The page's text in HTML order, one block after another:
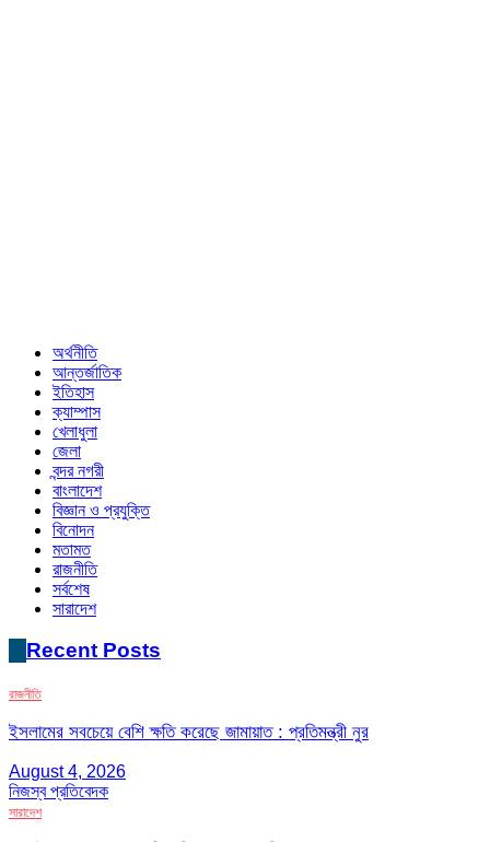
অর্থনীতি
আন্তর্জাতিক
ইতিহাস
ক্যাম্পাস
খেলাধুলা
জেলা
বন্দর নগরী
বাংলাদেশ
বিজ্ঞান ও প্রযুক্তি
বিনোদন
মতামত
রাজনীতি
সর্বশেষ
সারাদেশ
Recent Posts
রাজনীতি
ইসলামের সবচেয়ে বেশি ক্ষতি করেছে জামায়াত : প্রতিমন্ত্রী নুর
August 4, 2026
নিজস্ব প্রতিবেদক
সারাদেশ